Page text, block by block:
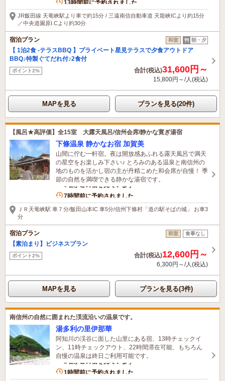
13時間前に予約されました
JR飯田線 天竜峡駅より車で約15分 / 三遠南信自動車道 天龍峡ICより約15分
／中央道園原I.Cより約30分
宿泊プラン 和室 朝・夕
【 1泊2食 -テラスBBQ 】プライベート星見テラスで夕食アウトドア
BBQ♪特製ぐてだれ付♪2食付
ポイント2% 合計(税込)31,600円～
15,800円～/人(税込)
MAPを見る プランを見る(20件)
【風呂★高評価】全15室 大露天風呂/信州会席/静かな寛ぎ湯宿
下條温泉 静かなお宿 加賀美
山間に佇む一軒宿。夜は開放感あふれる露天風呂で満天
の星空をお楽しみ下さい♪ とろみのある温泉と南信州の
地のものを活かし宿の主が丹精こめた和会席が自慢！ 季
節の自然を満喫できる静かな湯宿です。
3名がこの宿を見ています
7時間前に予約されました
ＪＲ天竜峡駅 車７分/飯田山本IC 車5分/信州下條村「道の駅そばの城」 お車3
分
宿泊プラン 和室 食事なし
【素泊まり】ビジネスプラン
ポイント2% 合計(税込)12,600円～
6,300円～/人(税込)
MAPを見る プランを見る(3件)
南信州の自然に囲まれた渓流沿いの温泉です。
湯多利の里伊那華
阿知川の渓谷に面した山里にある宿、13時チェックイ
ン、11時チェックアウト、22時間滞在可能、もちろん
自慢の温泉は終日ご利用可能です。
2名がこの宿を見ています
1時間前に予約されました